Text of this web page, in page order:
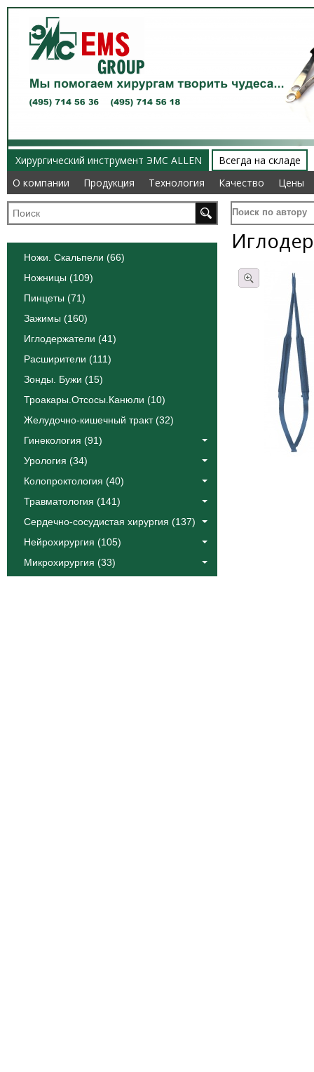
Хирургический инструмент ЭМС ALLEN
О компании
Продукция Технология Качество Цены
Всегда на складе
О компании
Продукция Технология Качество Цены
Поиск по автору
Ножи. Скальпели (66)
Ножницы (109)
Пинцеты (71)
Зажимы (160)
Иглодержатели (41)
Расширители (111)
Зонды. Бужи (15)
Троакары.Отсосы.Канюли (10)
Желудочно-кишечный тракт (32)
Гинекология (91)
Урология (34)
Колопроктология (40)
Травматология (141)
Сердечно-сосудистая хирургия (137)
Нейрохирургия (105)
Микрохирургия (33)